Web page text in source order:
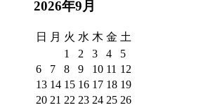
2026年9月
日 月 火 水 木 金 土
1
2 3 4
5
6
7 8 9 10 11 12
13 14 15 16 17 18 19
20 21 22 23 24 25 26